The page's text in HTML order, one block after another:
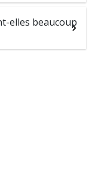
elles beaucoup